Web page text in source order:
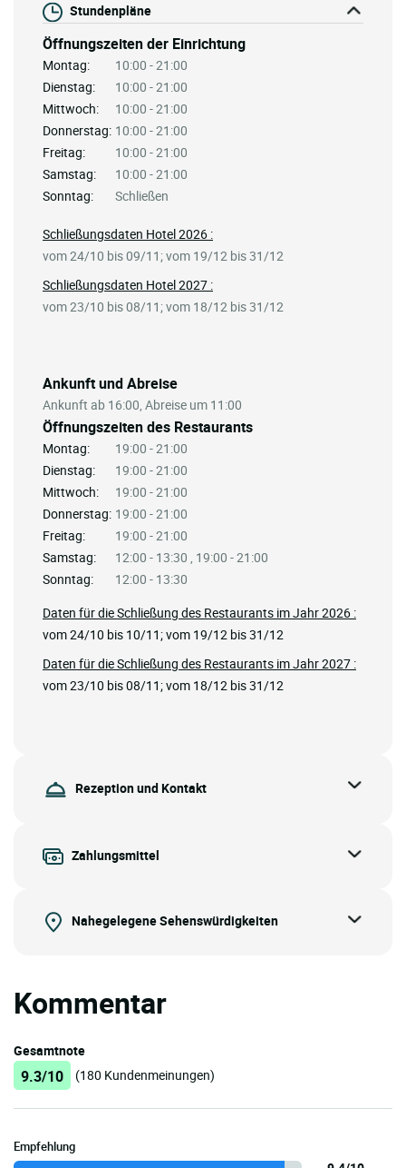
Stundenpläne
Öffnungszeiten der Einrichtung
Montag:
10:00 - 21:00
Dienstag:
10:00 - 21:00
Mittwoch:
10:00 - 21:00
Donnerstag: 10:00 - 21:00
Freitag:
10:00 - 21:00
Samstag:
10:00 - 21:00
Sonntag:
Schließen
Ankunft und Abreise
Ankunft ab 16:00, Abreise um 11:00
Öffnungszeiten des Restaurants
Montag:
19:00 - 21:00
Dienstag:
19:00 - 21:00
Mittwoch:
19:00 - 21:00
Donnerstag: 19:00 - 21:00
Freitag:
19:00 - 21:00
Samstag:
12:00 - 13:30 , 19:00 - 21:00
Sonntag:
12:00 - 13:30
Daten für die Schließung des Restaurants im Jahr 2026 :
vom 24/10 bis 10/11; vom 19/12 bis 31/12
Daten für die Schließung des Restaurants im Jahr 2027 :
vom 23/10 bis 08/11; vom 18/12 bis 31/12
Schließungsdaten Hotel 2026 :
vom 24/10 bis 09/11; vom 19/12 bis 31/12
Schließungsdaten Hotel 2027 :
vom 23/10 bis 08/11; vom 18/12 bis 31/12
Rezeption und Kontakt
Zahlungsmittel
Nahegelegene Sehenswürdigkeiten
Kommentar
Gesamtnote
9.3/10 (180 Kundenmeinungen)
Empfehlung